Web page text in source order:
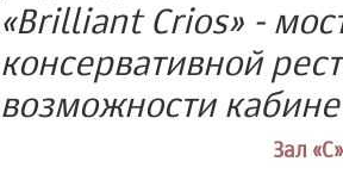
«Brilliant Crios» -
консервативной
возможности
Зал